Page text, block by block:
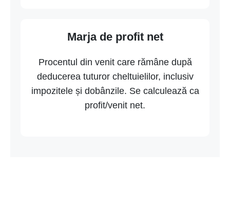
Marja de profit net
Procentul din venit care rămâne după
deducerea tuturor cheltuielilor, inclusiv
impozitele și dobânzile. Se calculează ca
profit/venit net.